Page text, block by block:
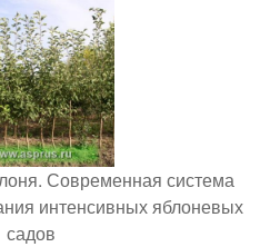
Современная система
интенсивных яблоневых
садов